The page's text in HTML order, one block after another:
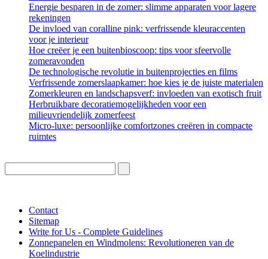
Energie besparen in de zomer: slimme apparaten voor lagere
rekeningen
De invloed van coralline pink: verfrissende kleuraccenten
voor je interieur
Hoe creëer je een buitenbioscoop: tips voor sfeervolle
zomeravonden
De technologische revolutie in buitenprojecties en films
Verfrissende zomerslaapkamer: hoe kies je de juiste materialen
Zomerkleuren en landschapsverf: invloeden van exotisch fruit
Herbruikbare decoratiemogelijkheden voor een
milieuvriendelijk zomerfeest
Micro-luxe: persoonlijke comfortzones creëren in compacte
ruimtes
Contact
Sitemap
Write for Us - Complete Guidelines
Zonnepanelen en Windmolens: Revolutioneren van de
Koelindustrie